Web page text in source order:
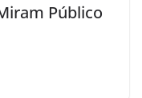
Público